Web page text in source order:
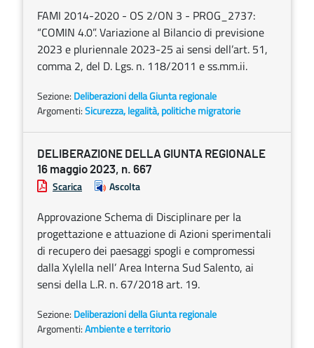
FAMI 2014-2020 - OS 2/ON 3 - PROG_2737:
“COMIN 4.0”. Variazione al Bilancio di previsione
2023 e pluriennale 2023-25 ai sensi dell’art. 51,
comma 2, del D. Lgs. n. 118/2011 e ss.mm.ii.
Sezione: Deliberazioni della Giunta regionale
Argomenti:Sicurezza, legalità, politiche migratorie
DELIBERAZIONE DELLA GIUNTA REGIONALE
16 maggio 2023, n. 667
Scarica Ascolta
Approvazione Schema di Disciplinare per la
progettazione e attuazione di Azioni sperimentali
di recupero dei paesaggi spogli e compromessi
dalla Xylella nell’ Area Interna Sud Salento, ai
sensi della L.R. n. 67/2018 art. 19.
Sezione: Deliberazioni della Giunta regionale
Argomenti:Ambiente e territorio